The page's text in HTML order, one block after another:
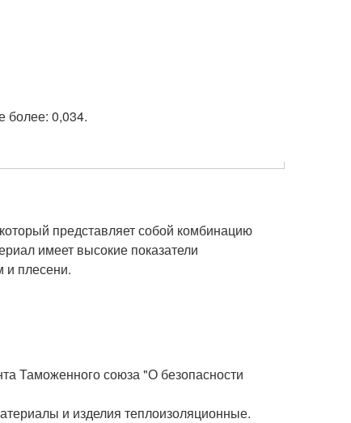
более: 0,034.
представляет собой комбинацию
имеет высокие показатели
и плесени.
Таможенного союза "О безопасности
и изделия теплоизоляционные.